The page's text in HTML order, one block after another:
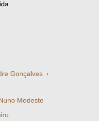
Gonçalves ·
Modesto